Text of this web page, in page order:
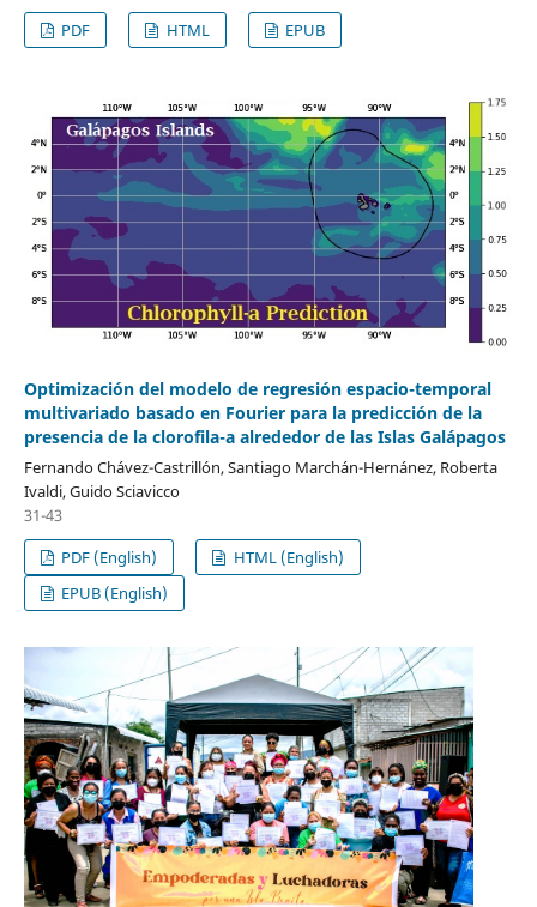
PDF
HTML EPUB
Optimización del modelo de regresión espacio-temporal
multivariado basado en Fourier para la predicción de la
presencia de la clorofila-a alrededor de las Islas Galápagos
Fernando Chávez-Castrillón, Santiago Marchán-Hernánez, Roberta
Ivaldi, Guido Sciavicco
31-43
PDF (English)
HTML (English)
EPUB (English)